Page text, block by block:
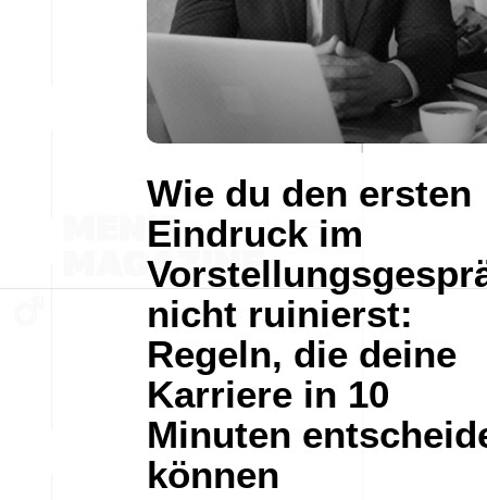
Wie du den ersten
Eindruck im
nicht ruinierst:
Regeln, die deine
Karriere in 10
Minuten
können